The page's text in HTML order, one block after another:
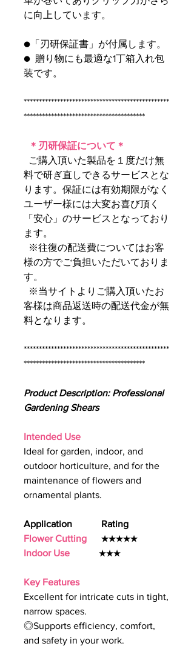
に向上しています。
●「刃研保証書」が付属します。
● 贈り物にも最適な1丁箱入れ包
装です。
************************************************
****************************************
＊刃研保証について＊
ご購入頂いた製品を１度だけ無
料で研ぎ直しできるサービスとな
ります。保証には有効期限がなく
ユーザー様には大変お喜び頂く
「安心」のサービスとなっており
ます。
※往復の配送費についてはお客
様の方でご負担いただいておりま
す。
※当サイトよりご購入頂いたお
客様は商品返送時の配送代金が無
料となります。
************************************************
****************************************
Product Description: Professional
Gardening Shears
Intended Use
Ideal for garden, indoor, and
outdoor horticulture, and for the
maintenance of flowers and
ornamental plants.
Application Rating
Flower Cutting ★★★★★
Indoor Use ★★★
Key Features
Excellent for intricate cuts in tight,
narrow spaces.
◎Supports efficiency, comfort,
and safety in your work.